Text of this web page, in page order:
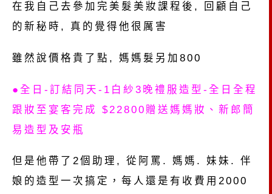
在我自己去參加完美髮美妝課程後, 回顧自己
的新秘時, 真的覺得他很厲害
雖然說價格貴了點, 媽媽髮另加800
●全日-訂結同天-1白紗3晚禮服造型-全日全程
跟妝至宴客完成 $22800贈送媽媽妝、新郎簡
易造型及安瓶
但是他帶了2個助理, 從阿罵. 媽媽. 妹妹. 伴
娘的造型一次搞定，每人還是有收費用2000